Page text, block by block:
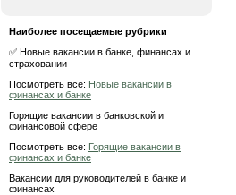
Наиболее посещаемые рубрики
✅ Новые вакансии в банке, финансах и
страховании
Посмотреть все: Новые вакансии в
финансах и банке
Горящие вакансии в банковской и
финансовой сфере
Посмотреть все: Горящие вакансии в
финансах и банке
Вакансии для руководителей в банке и
финансах